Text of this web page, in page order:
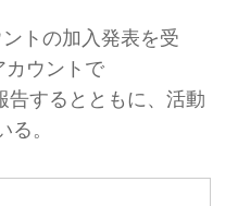
トの加入発表を受
カウントで
告するとともに、活動
。